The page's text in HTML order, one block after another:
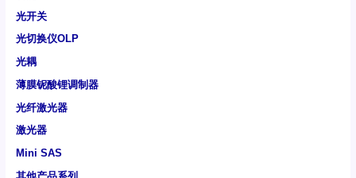
光开关
光切换仪OLP
光耦
薄膜铌酸锂调制器
光纤激光器
激光器
Mini SAS